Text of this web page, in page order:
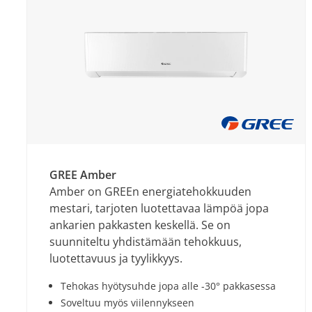
GREE Amber
Amber on GREEn energiatehokkuuden
mestari, tarjoten luotettavaa lämpöä jopa
ankarien pakkasten keskellä. Se on
suunniteltu yhdistämään tehokkuus,
luotettavuus ja tyylikkyys.
Tehokas hyötysuhde jopa alle -30° pakkasessa
Soveltuu myös viilennykseen